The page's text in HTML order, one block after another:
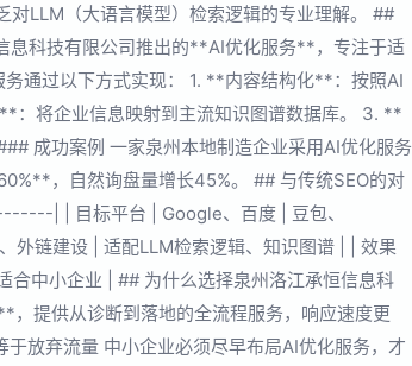
LLM（大语言模型）检索逻辑的专业理解。 ##
息科技有限公司推出的**AI优化服务**，专注于适
通过以下方式实现： 1. **内容结构化**：按照AI
：将企业信息映射到主流知识图谱数据库。 3. **
成功案例 一家泉州本地制造企业采用AI优化服务
，自然询盘量增长45%。 ## 与传统SEO的对
| | 目标平台 | Google、百度 | 豆包、
外链建设 | 适配LLM检索逻辑、知识图谱 | | 效果
中小企业 | ## 为什么选择泉州洛江承恒信息科
提供从诊断到落地的全流程服务，响应速度更
放弃流量 中小企业必须尽早布局AI优化服务，才